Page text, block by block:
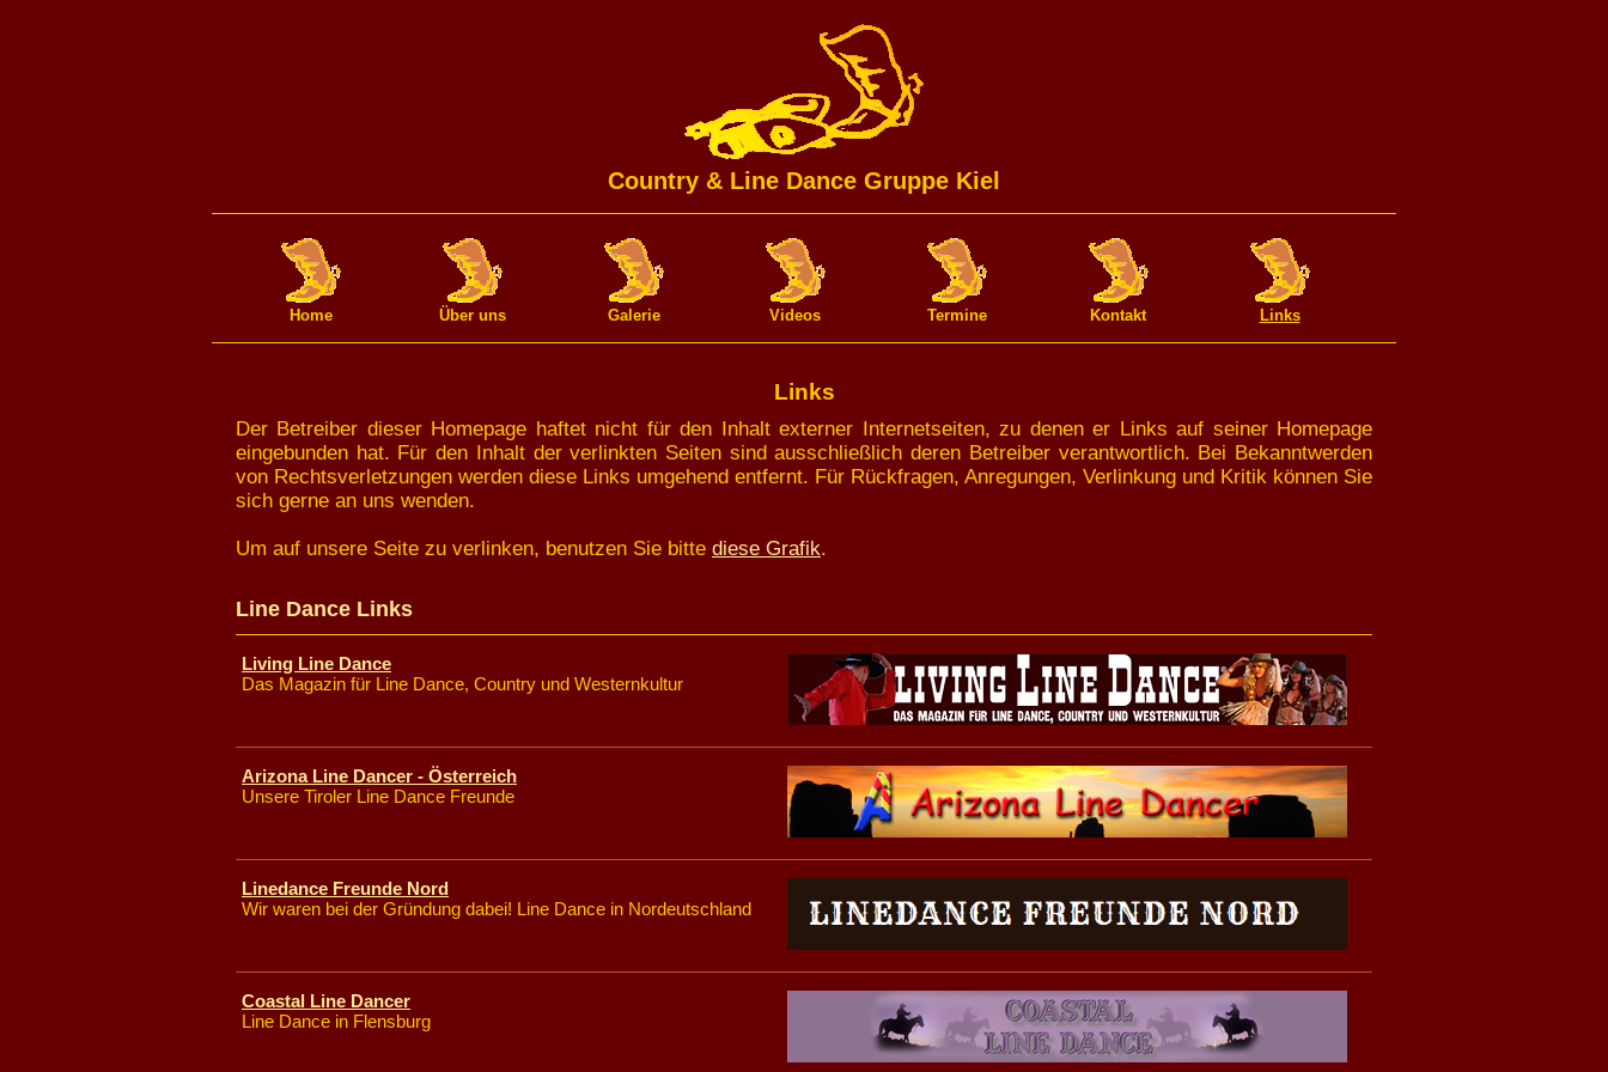
Country & Line Dance Gruppe Kiel
Home Über uns Galerie Videos Termine Kontakt Links
Links
Der Betreiber dieser Homepage haftet nicht für den Inhalt externer Internetseiten, zu denen er Links auf seiner Homepage
eingebunden hat. Für den Inhalt der verlinkten Seiten sind ausschließlich deren Betreiber verantwortlich. Bei Bekanntwerden
von Rechtsverletzungen werden diese Links umgehend entfernt. Für Rückfragen, Anregungen, Verlinkung und Kritik können Sie
sich gerne an uns wenden.
Um auf unsere Seite zu verlinken, benutzen Sie bitte diese Grafik.
Line Dance Links
Living Line Dance
Das Magazin für Line Dance, Country und Westernkultur
Arizona Line Dancer - Österreich
Unsere Tiroler Line Dance Freunde
Linedance Freunde Nord
Wir waren bei der Gründung dabei! Line Dance in Nordeutschland
Coastal Line Dancer
Line Dance in Flensburg